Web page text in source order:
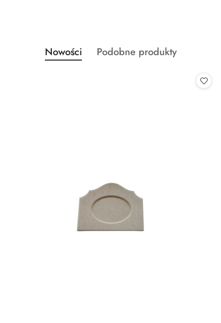
Pomiń karuzelę produktów
Produkty
o
Nowości
Produkty
Podobne produkty